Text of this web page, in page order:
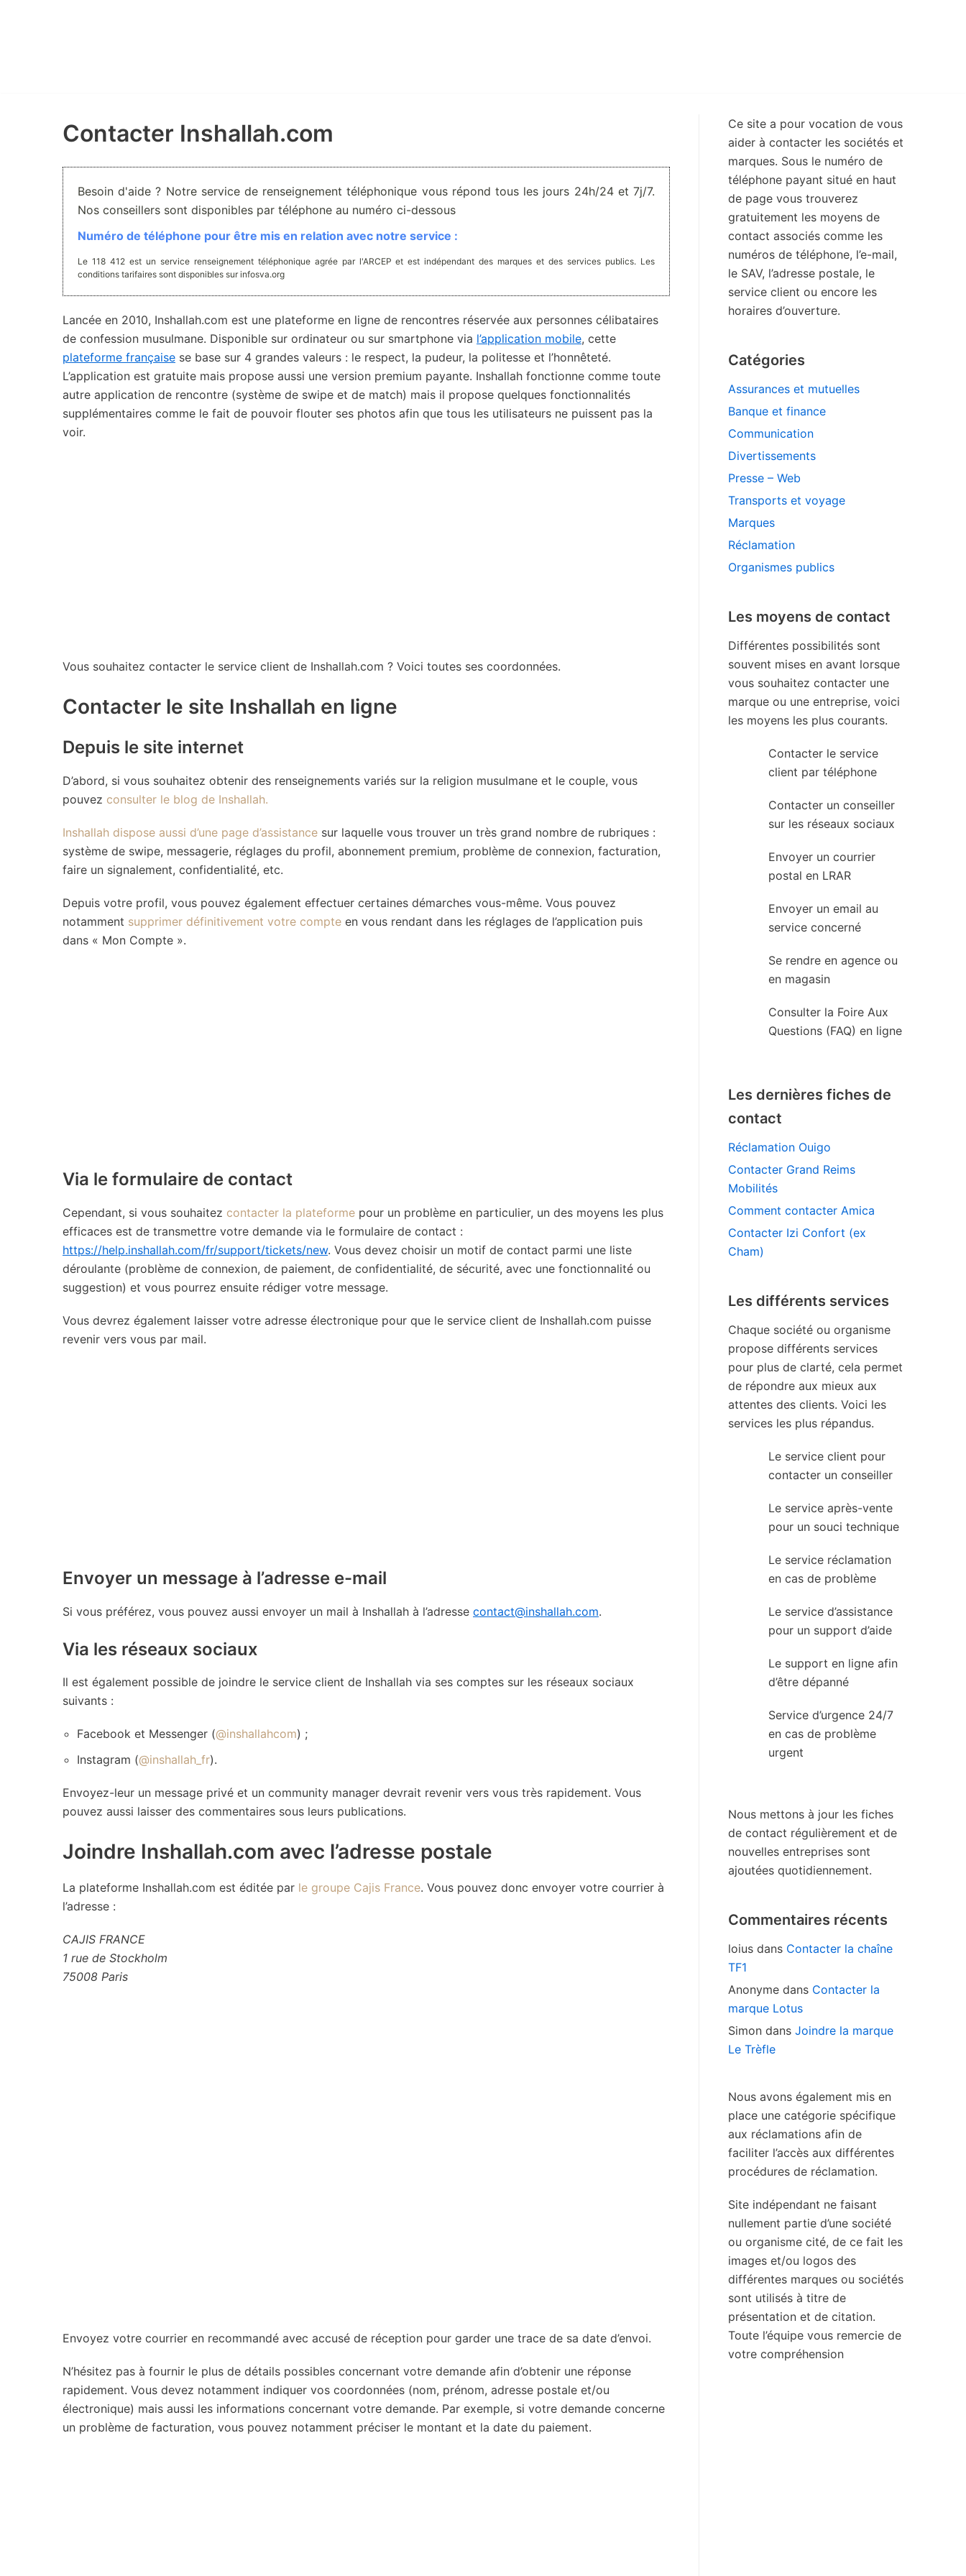
Contacter Inshallah.com
Besoin d'aide ? Notre service de renseignement téléphonique vous répond tous les jours 24h/24 et 7j/7.
Nos conseillers sont disponibles par téléphone au numéro ci-dessous
Numéro de téléphone pour être mis en relation avec notre service :
Le 118 412 est un service renseignement téléphonique agrée par l'ARCEP et est indépendant des marques et des services publics. Les
conditions tarifaires sont disponibles sur infosva.org
Lancée en 2010, Inshallah.com est une plateforme en ligne de rencontres réservée aux personnes célibataires
de confession musulmane. Disponible sur ordinateur ou sur smartphone via l’application mobile, cette
plateforme française se base sur 4 grandes valeurs : le respect, la pudeur, la politesse et l’honnêteté.
L’application est gratuite mais propose aussi une version premium payante. Inshallah fonctionne comme toute
autre application de rencontre (système de swipe et de match) mais il propose quelques fonctionnalités
supplémentaires comme le fait de pouvoir flouter ses photos afin que tous les utilisateurs ne puissent pas la
voir.
Vous souhaitez contacter le service client de Inshallah.com ? Voici toutes ses coordonnées.
Contacter le site Inshallah en ligne
Depuis le site internet
D’abord, si vous souhaitez obtenir des renseignements variés sur la religion musulmane et le couple, vous
pouvez consulter le blog de Inshallah.
Inshallah dispose aussi d’une page d’assistance sur laquelle vous trouver un très grand nombre de rubriques :
système de swipe, messagerie, réglages du profil, abonnement premium, problème de connexion, facturation,
faire un signalement, confidentialité, etc.
Depuis votre profil, vous pouvez également effectuer certaines démarches vous-même. Vous pouvez
notamment supprimer définitivement votre compte en vous rendant dans les réglages de l’application puis
dans « Mon Compte ».
Via le formulaire de contact
Cependant, si vous souhaitez contacter la plateforme pour un problème en particulier, un des moyens les plus
efficaces est de transmettre votre demande via le formulaire de contact :
https://help.inshallah.com/fr/support/tickets/new. Vous devez choisir un motif de contact parmi une liste
déroulante (problème de connexion, de paiement, de confidentialité, de sécurité, avec une fonctionnalité ou
suggestion) et vous pourrez ensuite rédiger votre message.
Vous devrez également laisser votre adresse électronique pour que le service client de Inshallah.com puisse
revenir vers vous par mail.
Envoyer un message à l’adresse e-mail
Si vous préférez, vous pouvez aussi envoyer un mail à Inshallah à l’adresse contact@inshallah.com.
Via les réseaux sociaux
Il est également possible de joindre le service client de Inshallah via ses comptes sur les réseaux sociaux
suivants :
Facebook et Messenger (@inshallahcom) ;
Instagram (@inshallah_fr).
Envoyez-leur un message privé et un community manager devrait revenir vers vous très rapidement. Vous
pouvez aussi laisser des commentaires sous leurs publications.
Joindre Inshallah.com avec l’adresse postale
La plateforme Inshallah.com est éditée par le groupe Cajis France. Vous pouvez donc envoyer votre courrier à
l’adresse :
CAJIS FRANCE
1 rue de Stockholm
75008 Paris
Envoyez votre courrier en recommandé avec accusé de réception pour garder une trace de sa date d’envoi.
N’hésitez pas à fournir le plus de détails possibles concernant votre demande afin d’obtenir une réponse
rapidement. Vous devez notamment indiquer vos coordonnées (nom, prénom, adresse postale et/ou
électronique) mais aussi les informations concernant votre demande. Par exemple, si votre demande concerne
un problème de facturation, vous pouvez notamment préciser le montant et la date du paiement.
Ce site a pour vocation de vous
aider à contacter les sociétés et
marques. Sous le numéro de
téléphone payant situé en haut
de page vous trouverez
gratuitement les moyens de
contact associés comme les
numéros de téléphone, l’e-mail,
le SAV, l’adresse postale, le
service client ou encore les
horaires d’ouverture.
Catégories
Assurances et mutuelles
Banque et finance
Communication
Divertissements
Presse – Web
Transports et voyage
Marques
Réclamation
Organismes publics
Les moyens de contact
Différentes possibilités sont
souvent mises en avant lorsque
vous souhaitez contacter une
marque ou une entreprise, voici
les moyens les plus courants.
Contacter le service
client par téléphone
Contacter un conseiller
sur les réseaux sociaux
Envoyer un courrier
postal en LRAR
Envoyer un email au
service concerné
Se rendre en agence ou
en magasin
Consulter la Foire Aux
Questions (FAQ) en ligne
Les dernières fiches de
contact
Réclamation Ouigo
Contacter Grand Reims
Mobilités
Comment contacter Amica
Contacter Izi Confort (ex
Cham)
Les différents services
Chaque société ou organisme
propose différents services
pour plus de clarté, cela permet
de répondre aux mieux aux
attentes des clients. Voici les
services les plus répandus.
Le service client pour
contacter un conseiller
Le service après-vente
pour un souci technique
Le service réclamation
en cas de problème
Le service d’assistance
pour un support d’aide
Le support en ligne afin
d’être dépanné
Service d’urgence 24/7
en cas de problème
urgent
Nous mettons à jour les fiches
de contact régulièrement et de
nouvelles entreprises sont
ajoutées quotidiennement.
Commentaires récents
loius dans Contacter la chaîne
TF1
Anonyme dans Contacter la
marque Lotus
Simon dans Joindre la marque
Le Trèfle
Nous avons également mis en
place une catégorie spécifique
aux réclamations afin de
faciliter l’accès aux différentes
procédures de réclamation.
Site indépendant ne faisant
nullement partie d’une société
ou organisme cité, de ce fait les
images et/ou logos des
différentes marques ou sociétés
sont utilisés à titre de
présentation et de citation.
Toute l’équipe vous remercie de
votre compréhension